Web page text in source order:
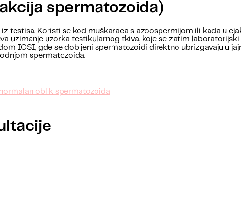
spermatozoida)
testisa. Koristi se kod muškaraca s azoospermijom ili kada u
uzimanje uzorka testikularnog tkiva, koje se zatim
ICSI, gde se dobijeni spermatozoidi direktno ubrizgavaju u
spermatozoida.
oblik spermatozoida